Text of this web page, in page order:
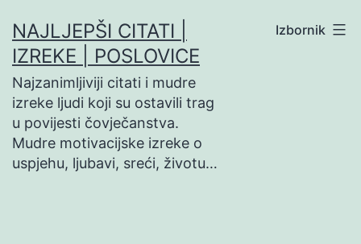
na
sadržaj
NAJLJEPŠI CITATI |
IZREKE | POSLOVICE
Najzanimljiviji citati i mudre
izreke ljudi koji su ostavili trag
u povijesti čovječanstva.
Mudre motivacijske izreke o
uspjehu, ljubavi, sreći, životu…
Izbornik